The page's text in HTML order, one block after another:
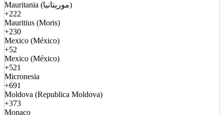
Mauritania (موريتانيا)
+222
Mauritius (Moris)
+230
Mexico (México)
+52
Mexico (México)
+521
Micronesia
+691
Moldova (Republica Moldova)
+373
Monaco